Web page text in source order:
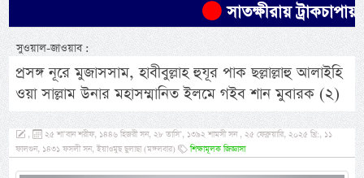
সাতক্ষীরায় ট্রাকচাপায়
সুওয়াল-জাওয়াব :
প্রসঙ্গ নূরে মুজাসসাম, হাবীবুল্লাহ হুযূর পাক ছল্লাল্লাহু আলাইহি
ওয়া সাল্লাম উনার মহাসম্মানিত ইলমে গইব শান মুবারক (২)
,
২৫ শা’বান শরীফ, ১৪৪৬ হিজরী সন, ২৮ তাসি’, ১৩৯২ শামসী সন , ২৫ ফেব্রুয়ারি, ২০২৫ খ্রি:, ১১
ফালগুন, ১৪৩১ ফসলী সন, ইয়াওমুছ ছুলাছা (মঙ্গলবার)
শিক্ষামূলক জিজ্ঞাসা